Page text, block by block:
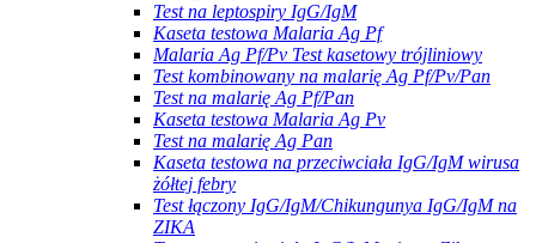
Test na leptospiry IgG/IgM
Kaseta testowa Malaria Ag Pf
Malaria Ag Pf/Pv Test kasetowy trójliniowy
Test kombinowany na malarię Ag Pf/Pv/Pan
Test na malarię Ag Pf/Pan
Kaseta testowa Malaria Ag Pv
Test na malarię Ag Pan
Kaseta testowa na przeciwciała IgG/IgM wirusa
żółtej febry
Test łączony IgG/IgM/Chikungunya IgG/IgM na
ZIKA